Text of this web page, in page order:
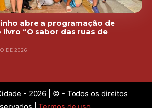
abre a programação de
“O sabor das ruas de
DE 2026
- 2026 | © - Todos os direitos